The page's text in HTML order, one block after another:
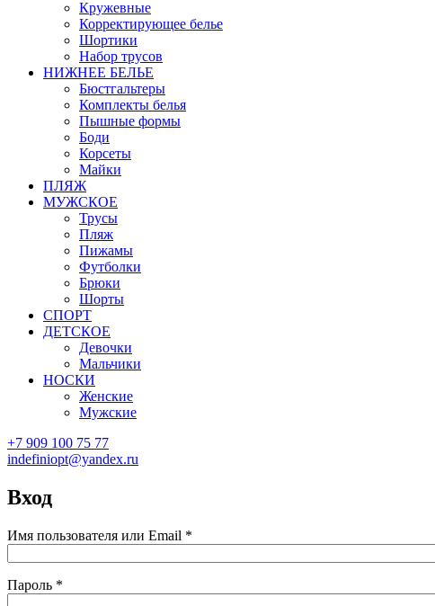
Кружевные
Корректирующее белье
Шортики
Набор трусов
НИЖНЕЕ БЕЛЬЕ
Бюстгальтеры
Комплекты белья
Пышные формы
Боди
Корсеты
Майки
ПЛЯЖ
МУЖСКОЕ
Трусы
Пляж
Пижамы
Футболки
Брюки
Шорты
СПОРТ
ДЕТСКОЕ
Девочки
Мальчики
НОСКИ
Женские
Мужские
+7 909 100 75 77
indefiniopt@yandex.ru
Вход
Имя пользователя или Email *
Пароль *